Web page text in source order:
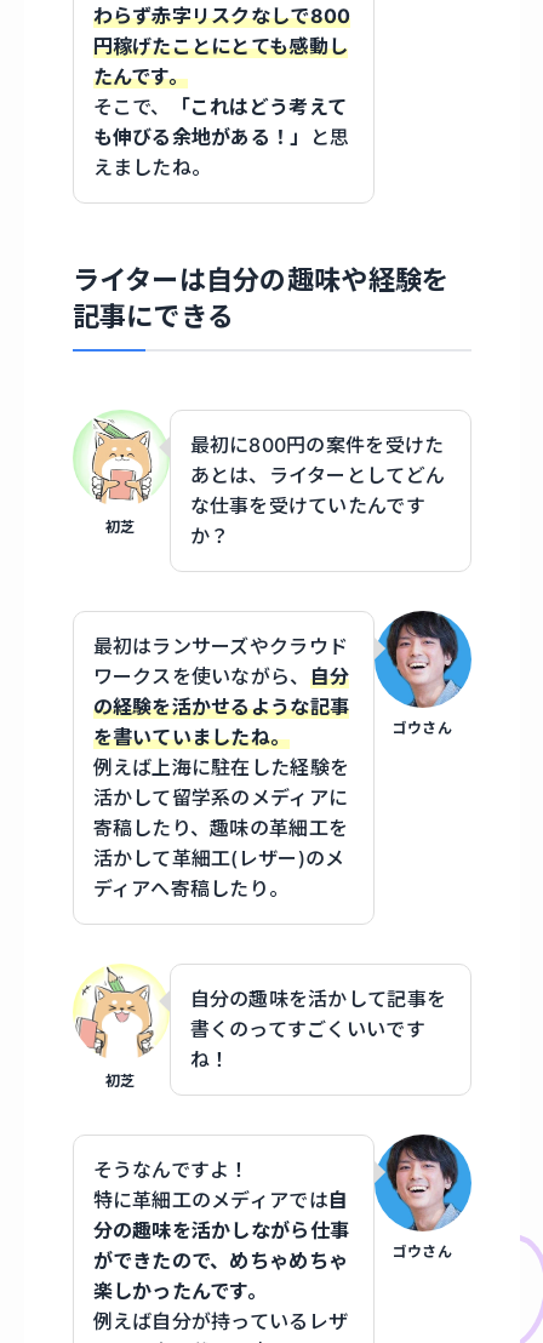
わらず赤字リスクなしで800
円稼げたことにとても感動し
たんです。
そこで、
「これはどう考えて
も伸びる余地がある！」
と思
えましたね。
ライターは自分の趣味や経験を
記事にできる
初芝
最初に800円の案件を受けた
あとは、ライターとしてどん
な仕事を受けていたんです
か？
ゴウさん
最初はランサーズやクラウド
ワークスを使いながら、 自分
の経験を活かせるような記事
を書いていましたね。
例えば上海に駐在した経験を
活かして留学系のメディアに
寄稿したり、趣味の革細工を
活かして革細工(レザー)のメ
ディアへ寄稿したり。
初芝
自分の趣味を活かして記事を
書くのってすごくいいです
ね！
ゴウさん
そうなんですよ！
特に革細工のメディアでは自
分の趣味を活かしながら仕事
ができたので、めちゃめちゃ
楽しかったんです。
例えば自分が持っているレザ